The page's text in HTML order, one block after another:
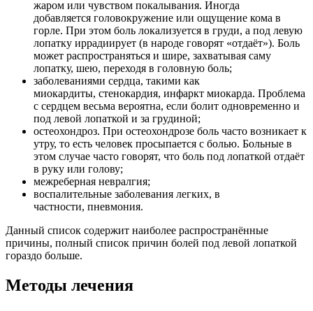
жаром или чувством покалывания. Иногда
добавляется головокружение или ощущение кома в
горле. При этом боль локализуется в груди, а под левую
лопатку иррадиирует (в народе говорят «отдаёт»). Боль
может распространяться и шире, захватывая саму
лопатку, шею, переходя в головную боль;
заболеваниями сердца, такими как
миокардиты, стенокардия, инфаркт миокарда. Проблема
с сердцем весьма вероятна, если болит одновременно и
под левой лопаткой и за грудиной;
остеохондроз. При остеохондрозе боль часто возникает к
утру, то есть человек просыпается с болью. Больные в
этом случае часто говорят, что боль под лопаткой отдаёт
в руку или голову;
межреберная невралгия;
воспалительные заболевания легких, в
частности, пневмония.
Данный список содержит наиболее распространённые
причины, полный список причин болей под левой лопаткой
гораздо больше.
Методы лечения